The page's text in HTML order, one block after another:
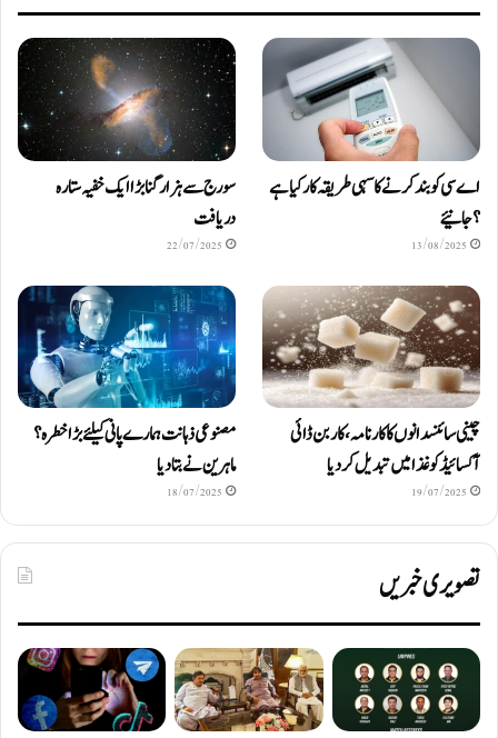
اے سی کو بند کرنے کا سہی طریقہ کار کیا ہے
؟ جانیئے
13/08/2025
سورج سے ہزار گنا بڑا ایک خفیہ ستارہ
دریافت
22/07/2025
چینی سائنسدانوں کا کارنامہ، کاربن ڈائی
آکسائیڈ کو غذا میں تبدیل کردیا
19/07/2025
مصنوعی ذہانت ہمارے پانی کیلئے بڑا خطرہ؟
ماہرین نے بتا دیا
18/07/2025
تصویری خبریں